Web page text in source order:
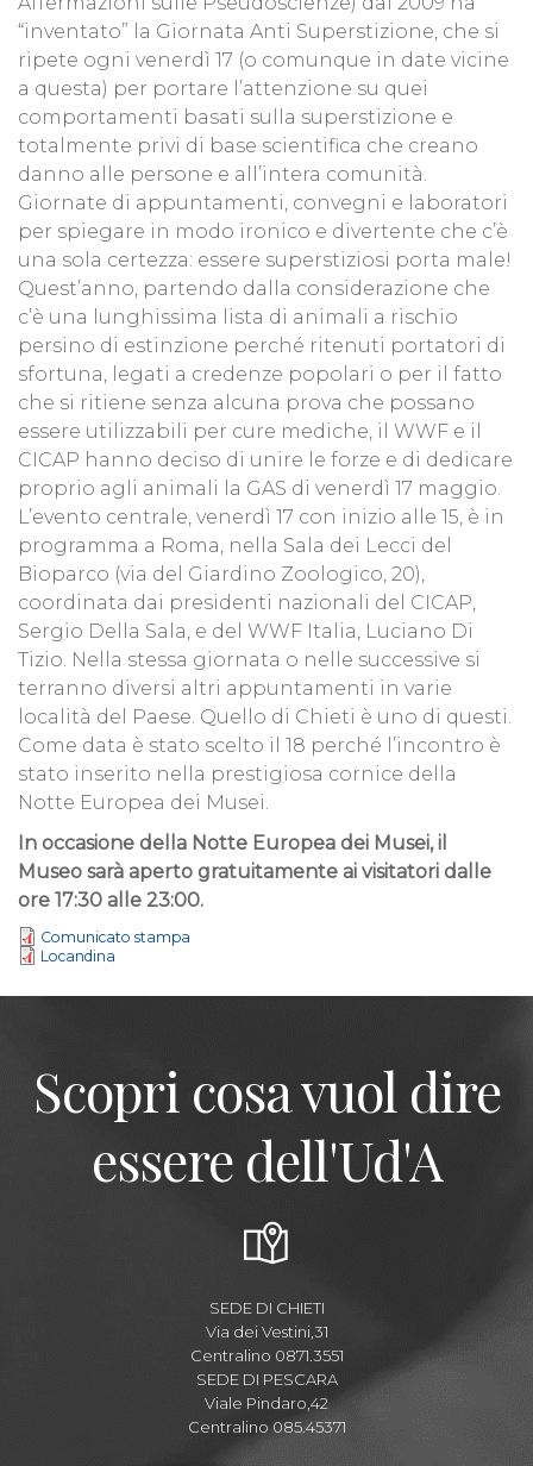
“inventato” la Giornata Anti Superstizione, che si
ripete ogni venerdì 17 (o comunque in date vicine
a questa) per portare l’attenzione su quei
comportamenti basati sulla superstizione e
totalmente privi di base scientifica che creano
danno alle persone e all’intera comunità.
Giornate di appuntamenti, convegni e laboratori
per spiegare in modo ironico e divertente che c’è
una sola certezza: essere superstiziosi porta male!
Quest’anno, partendo dalla considerazione che
c’è una lunghissima lista di animali a rischio
persino di estinzione perché ritenuti portatori di
sfortuna, legati a credenze popolari o per il fatto
che si ritiene senza alcuna prova che possano
essere utilizzabili per cure mediche, il WWF e il
CICAP hanno deciso di unire le forze e di dedicare
proprio agli animali la GAS di venerdì 17 maggio.
L’evento centrale, venerdì 17 con inizio alle 15, è in
programma a Roma, nella Sala dei Lecci del
Bioparco (via del Giardino Zoologico, 20),
coordinata dai presidenti nazionali del CICAP,
Sergio Della Sala, e del WWF Italia, Luciano Di
Tizio. Nella stessa giornata o nelle successive si
terranno diversi altri appuntamenti in varie
località del Paese. Quello di Chieti è uno di questi.
Come data è stato scelto il 18 perché l’incontro è
stato inserito nella prestigiosa cornice della
Notte Europea dei Musei.
In occasione della Notte Europea dei Musei, il
Museo sarà aperto gratuitamente ai visitatori dalle
ore 17:30 alle 23:00.
Comunicato stampa
Locandina
Scopri cosa vuol dire
essere dell'Ud'A
SEDE DI CHIETI
Via dei Vestini,31
Centralino 0871.3551
SEDE DI PESCARA
Viale Pindaro,42
Centralino 085.45371